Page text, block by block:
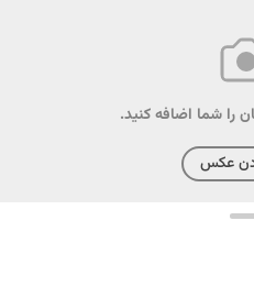
را شما اضافه کنید.
عکس